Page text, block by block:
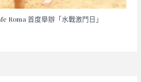
Roma 首度舉辦「水戰激鬥日」